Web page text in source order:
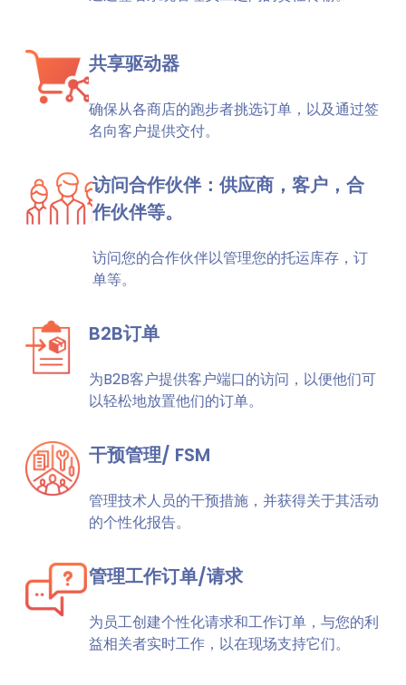
共享驱动器
确保从各商店的跑步者挑选订单，以及通过签
名向客户提供交付。
访问合作伙伴：供应商，客户，合
作伙伴等。
访问您的合作伙伴以管理您的托运库存，订
单等。
B2B订单
为B2B客户提供客户端口的访问，以便他们可
以轻松地放置他们的订单。
干预管理/ FSM
管理技术人员的干预措施，并获得关于其活动
的个性化报告。
管理工作订单/请求
为员工创建个性化请求和工作订单，与您的利
益相关者实时工作，以在现场支持它们。